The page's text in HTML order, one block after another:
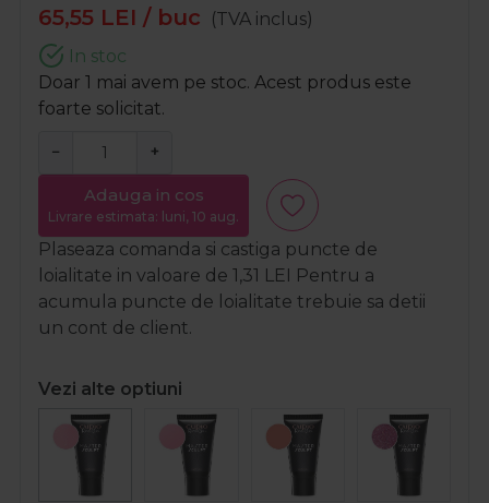
65,55 LEI / buc
(TVA inclus)
In stoc
Doar 1 mai avem pe stoc. Acest produs este
foarte solicitat.
− +
Adauga in cos
Livrare estimata: luni, 10 aug.
Plaseaza comanda si castiga puncte de
loialitate in valoare de 1,31 LEI Pentru a
acumula puncte de loialitate trebuie sa detii
un cont de client.
Vezi alte optiuni